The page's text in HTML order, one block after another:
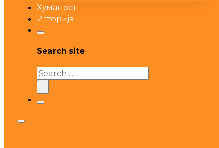
Хуманост
Историја
Search site
Search